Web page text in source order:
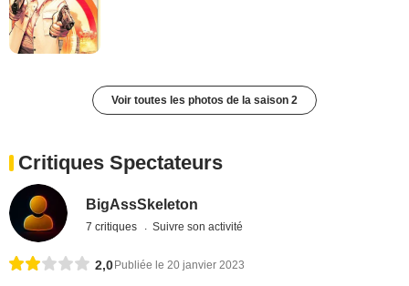
Voir toutes les photos de la saison 2
Critiques Spectateurs
BigAssSkeleton
7 critiques Suivre son activité
2,0 Publiée le 20 janvier 2023